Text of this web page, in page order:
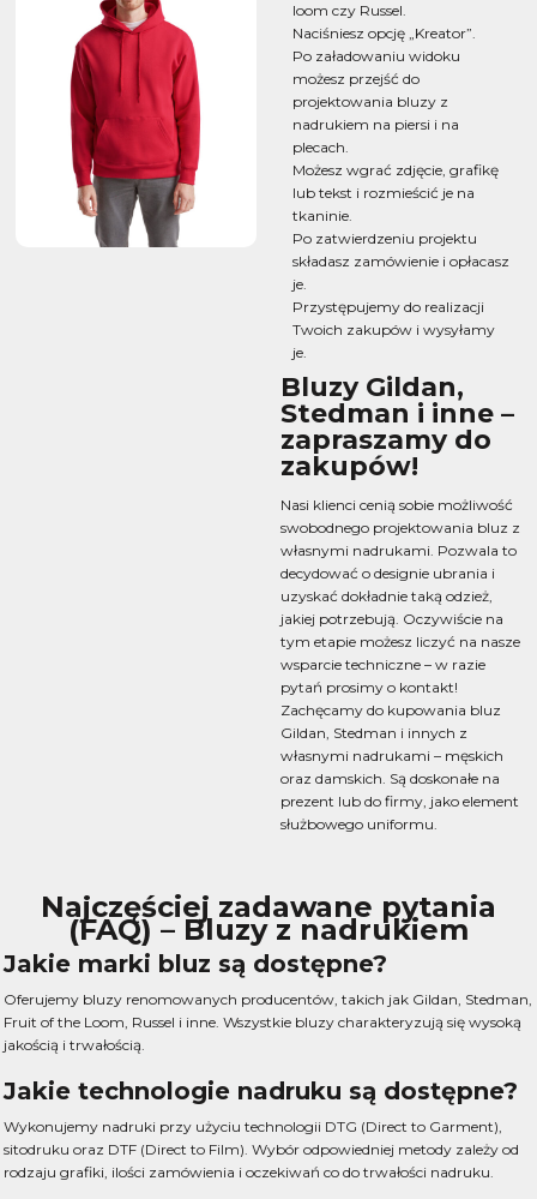
loom czy Russel.
Naciśniesz opcję „Kreator”.
Po załadowaniu widoku
możesz przejść do
projektowania bluzy z
nadrukiem na piersi i na
plecach.
Możesz wgrać zdjęcie, grafikę
lub tekst i rozmieścić je na
tkaninie.
Po zatwierdzeniu projektu
składasz zamówienie i opłacasz
je.
Przystępujemy do realizacji
Twoich zakupów i wysyłamy
je.
Bluzy Gildan,
Stedman i inne –
zapraszamy do
zakupów!
Nasi klienci cenią sobie możliwość
swobodnego projektowania bluz z
własnymi nadrukami. Pozwala to
decydować o designie ubrania i
uzyskać dokładnie taką odzież,
jakiej potrzebują. Oczywiście na
tym etapie możesz liczyć na nasze
wsparcie techniczne – w razie
pytań prosimy o kontakt!
Zachęcamy do kupowania bluz
Gildan, Stedman i innych z
własnymi nadrukami – męskich
oraz damskich. Są doskonałe na
prezent lub do firmy, jako element
służbowego uniformu.
Najczęściej zadawane pytania
(FAQ) – Bluzy z nadrukiem
Jakie marki bluz są dostępne?
Oferujemy bluzy renomowanych producentów, takich jak Gildan, Stedman,
Fruit of the Loom, Russel i inne. Wszystkie bluzy charakteryzują się wysoką
jakością i trwałością.
Jakie technologie nadruku są dostępne?
Wykonujemy nadruki przy użyciu technologii DTG (Direct to Garment),
sitodruku oraz DTF (Direct to Film). Wybór odpowiedniej metody zależy od
rodzaju grafiki, ilości zamówienia i oczekiwań co do trwałości nadruku.